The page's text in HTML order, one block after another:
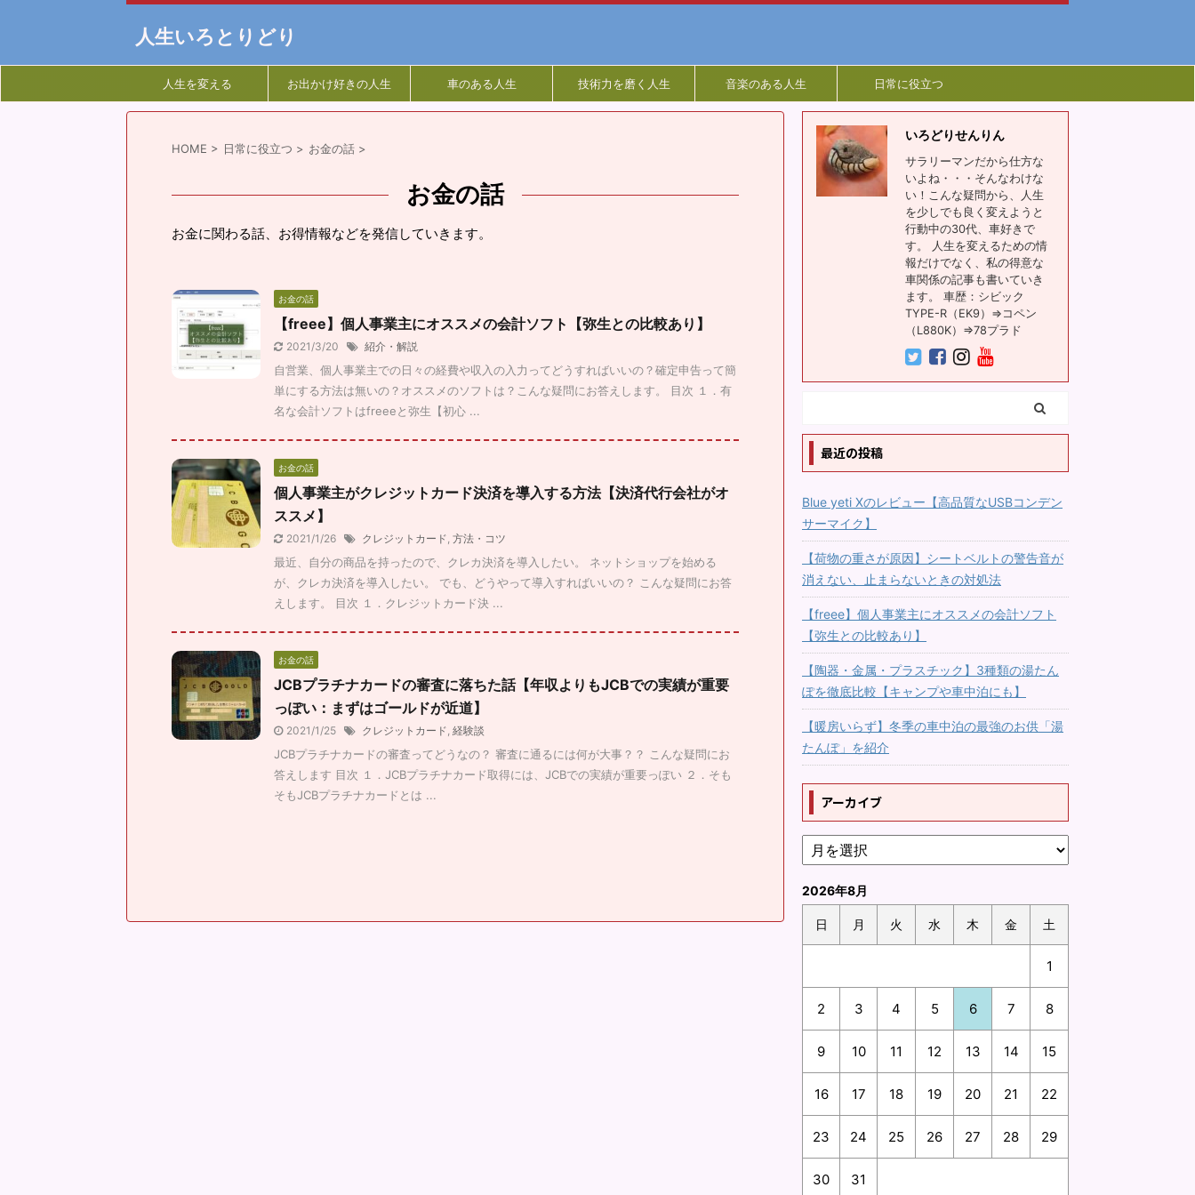
人生いろとりどり
人生を変える お出かけ好きの人生 車のある人生 技術力を磨く人生 音楽のある人生 日常に役立つ
HOME > 日常に役立つ > お金の話 >
お金の話
お金に関わる話、お得情報などを発信していきます。
お金の話
【freee】個人事業主にオススメの会計ソフト【弥生との比較あり】
2021/3/20 紹介・解説
自営業、個人事業主での日々の経費や収入の入力ってどうすればいいの？確定申告って簡
単にする方法は無いの？オススメのソフトは？こんな疑問にお答えします。 目次 １．有
名な会計ソフトはfreeeと弥生【初心 ...
お金の話
個人事業主がクレジットカード決済を導入する方法【決済代行会社がオ
ススメ】
2021/1/26 クレジットカード, 方法・コツ
最近、自分の商品を持ったので、クレカ決済を導入したい。 ネットショップを始める
が、クレカ決済を導入したい。 でも、どうやって導入すればいいの？ こんな疑問にお答
えします。 目次 １．クレジットカード決 ...
お金の話
JCBプラチナカードの審査に落ちた話【年収よりもJCBでの実績が重要
っぽい：まずはゴールドが近道】
2021/1/25 クレジットカード, 経験談
JCBプラチナカードの審査ってどうなの？ 審査に通るには何が大事？？ こんな疑問にお
答えします 目次 １．JCBプラチナカード取得には、JCBでの実績が重要っぽい ２．そも
そもJCBプラチナカードとは ...
いろどりせんりん
サラリーマンだから仕方な
いよね・・・そんなわけな
い！こんな疑問から、人生
を少しでも良く変えようと
行動中の30代、車好きで
す。 人生を変えるための情
報だけでなく、私の得意な
車関係の記事も書いていき
ます。 車歴：シビック
TYPE-R（EK9）⇒コペン
（L880K）⇒78プラド
最近の投稿
Blue yeti Xのレビュー【高品質なUSBコンデン
サーマイク】
【荷物の重さが原因】シートベルトの警告音が
消えない、止まらないときの対処法
【freee】個人事業主にオススメの会計ソフト
【弥生との比較あり】
【陶器・金属・プラスチック】3種類の湯たん
ぽを徹底比較【キャンプや車中泊にも】
【暖房いらず】冬季の車中泊の最強のお供「湯
たんぽ」を紹介
アーカイブ
2026年8月
日 月 火 水 木 金 土
1
2 3 4 5 6 7 8
9 10 11 12 13 14 15
16 17 18 19 20 21 22
23 24 25 26 27 28 29
30 31